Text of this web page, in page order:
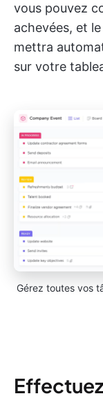
vous pouvez
achevées, et le
mettra
sur votre
Gérez toutes vos